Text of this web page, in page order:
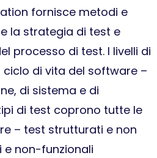
fornisce metodi e
la strategia di test e
processo di test. I livelli di
ciclo di vita del software –
di sistema e di
di test coprono tutte le
– test strutturati e non
e non-funzionali